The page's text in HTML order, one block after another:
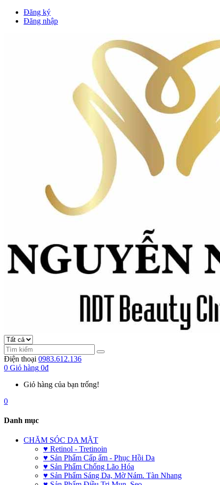
Đăng ký
Đăng nhập
Điện thoại 0983.612.136
0 Giỏ hàng 0đ
Giỏ hàng của bạn trống!
0
Danh mục
CHĂM SÓC DA MẶT
♥ Retinol - Tretinoin
♥ Sản Phẩm Cấp ẩm - Phục Hồi Da
♥ Sản Phẩm Chống Lão Hóa
♥ Sản Phẩm Sáng Da, Mờ Nám. Tàn Nhang